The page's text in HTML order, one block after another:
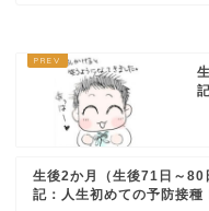
生後2か月（生後71日～80
記：人生初めての予防接種